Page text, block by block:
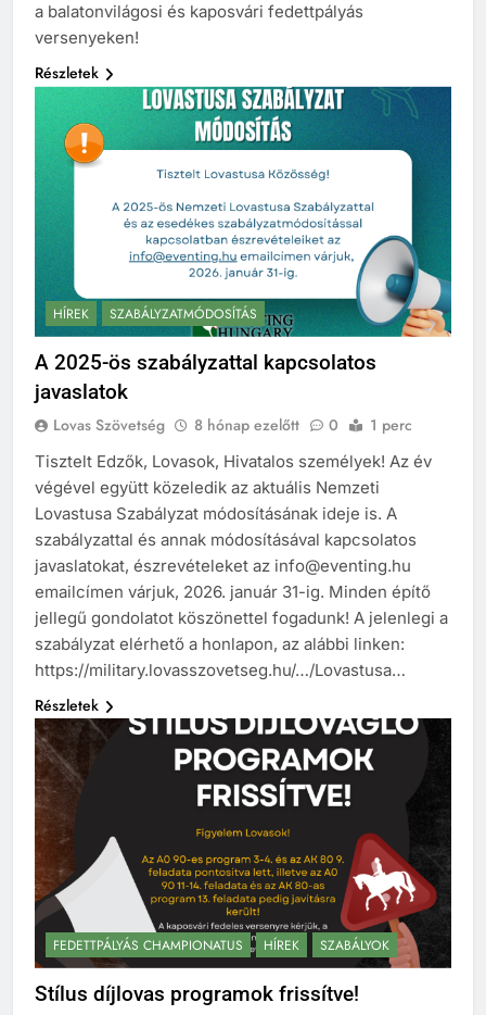
a balatonvilágosi és kaposvári fedettpályás
versenyeken!
Részletek
HÍREK SZABÁLYZATMÓDOSÍTÁS
A 2025-ös szabályzattal kapcsolatos
javaslatok
Lovas Szövetség 8 hónap ezelőtt 0 1 perc
Tisztelt Edzők, Lovasok, Hivatalos személyek! Az év
végével együtt közeledik az aktuális Nemzeti
Lovastusa Szabályzat módosításának ideje is. A
szabályzattal és annak módosításával kapcsolatos
javaslatokat, észrevételeket az info@eventing.hu
emailcímen várjuk, 2026. január 31-ig. Minden építő
jellegű gondolatot köszönettel fogadunk! A jelenlegi a
szabályzat elérhető a honlapon, az alábbi linken:
https://military.lovasszovetseg.hu/…/Lovastusa…
Részletek
FEDETTPÁLYÁS CHAMPIONATUS HÍREK SZABÁLYOK
Stílus díjlovas programok frissítve!